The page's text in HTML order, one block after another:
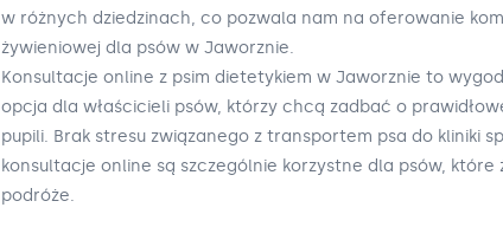
w różnych dziedzinach, co pozwala nam na oferowanie
żywieniowej dla psów w Jaworznie.
Konsultacje online z psim dietetykiem w Jaworznie to
opcja dla właścicieli psów, którzy chcą zadbać o
pupili. Brak stresu związanego z transportem psa do kliniki
konsultacje online są szczególnie korzystne dla psów, które
podróże.